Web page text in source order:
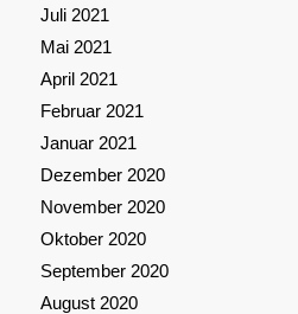
Juli 2021
Mai 2021
April 2021
Februar 2021
Januar 2021
Dezember 2020
November 2020
Oktober 2020
September 2020
August 2020